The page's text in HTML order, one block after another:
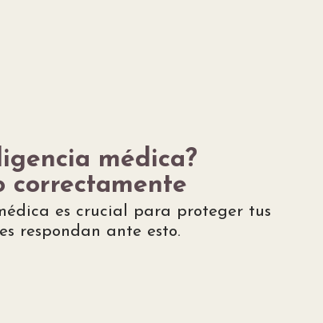
médica?
correctamente
es crucial para proteger tus
respondan ante esto.